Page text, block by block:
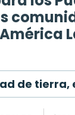
de tierra,